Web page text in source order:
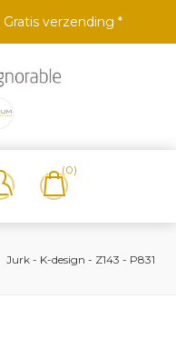
Gratis verzending *
(0)
Jurk - K-design - Z143 - P831